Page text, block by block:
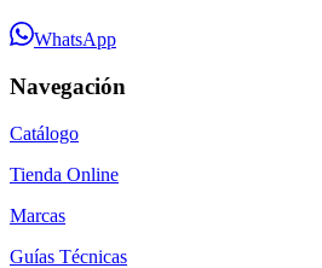
WhatsApp
Navegación
Catálogo
Tienda Online
Marcas
Guías Técnicas